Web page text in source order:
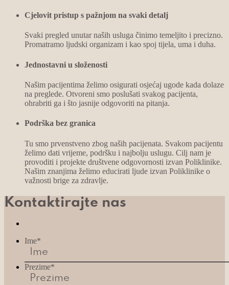
Cjelovit pristup s pažnjom na svaki detalj
Svaki pregled unutar naših usluga činimo temeljito i precizno.
Promatramo ljudski organizam i kao spoj tijela, uma i duha.
Jednostavni u složenosti
Našim pacijentima želimo osigurati osjećaj ugode kada dolaze
na preglede. Otvoreni smo poslušati svakog pacijenta,
ohrabriti ga i što jasnije odgovoriti na pitanja.
Podrška bez granica
Tu smo prvenstveno zbog naših pacijenata. Svakom pacijentu
želimo dati vrijeme, podršku i najbolju uslugu. Cilj nam je
provoditi i projekte društvene odgovornosti izvan Poliklinike.
Našim znanjima želimo educirati ljude izvan Poliklinike o
važnosti brige za zdravlje.
Kontaktirajte nas
Ime*
Prezime*